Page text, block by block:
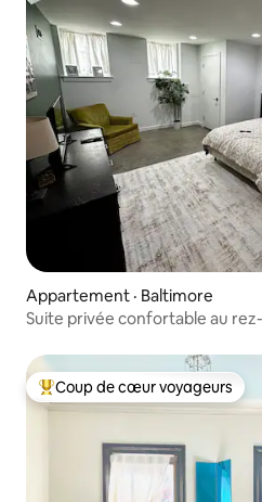
Appartement · Baltimore
Suite privée confortable au
Coup de cœur voyageurs parmi
Coup de cœur voyageurs